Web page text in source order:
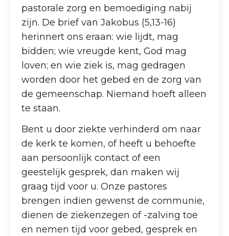
pastorale zorg en bemoediging nabij
zijn. De brief van Jakobus (5,13-16)
herinnert ons eraan: wie lijdt, mag
bidden; wie vreugde kent, God mag
loven; en wie ziek is, mag gedragen
worden door het gebed en de zorg van
de gemeenschap. Niemand hoeft alleen
te staan.
Bent u door ziekte verhinderd om naar
de kerk te komen, of heeft u behoefte
aan persoonlijk contact of een
geestelijk gesprek, dan maken wij
graag tijd voor u. Onze pastores
brengen indien gewenst de communie,
dienen de ziekenzegen of -zalving toe
en nemen tijd voor gebed, gesprek en